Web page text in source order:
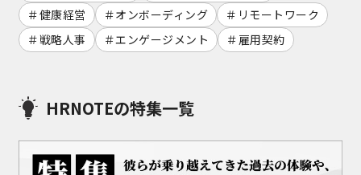
健康経営
オンボーディング
リモートワーク
戦略人事
エンゲージメント 雇用契約
HRNOTEの特集一覧